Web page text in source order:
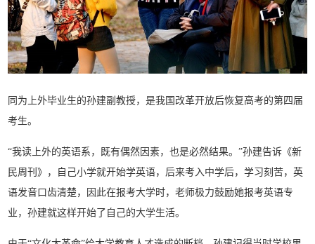
同为上外毕业生的孙建副教授，是我国改革开放后恢复高考的第四届
考生。
“我读上外的英语系，既有偶然因素，也是必然结果。”孙建告诉《新
民周刊》，自己小学就开始学英语，后来考入中学后，学习刻苦，英
语发音口齿清楚，因此在报考大学时，老师极力鼓励她报考英语专
业，孙建就这样开始了自己的大学生活。